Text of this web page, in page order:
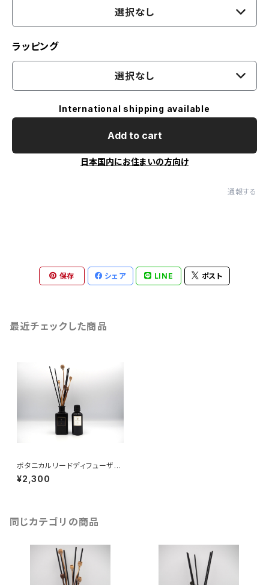
選択なし
ラッピング
選択なし
International shipping available
Add to cart
日本国内にお住まいの方向け
通報する
保存 シェア LINE ポスト
最近チェックした商品
ボタニカルリードディフューザー
01（リフィル）
¥2,300
同じカテゴリの商品